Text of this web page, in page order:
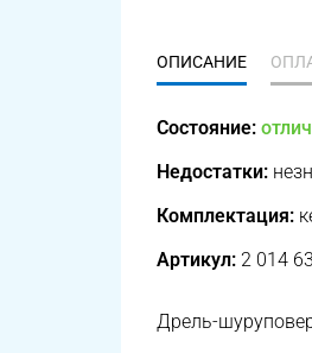
ОПИСАНИЕ
Состояние:
Недостатки:
Комплектация:
Артикул: 2 014
Дрель-